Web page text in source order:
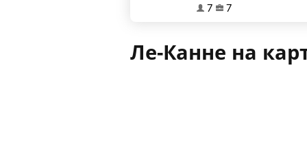
7
7
Ле-Канне на